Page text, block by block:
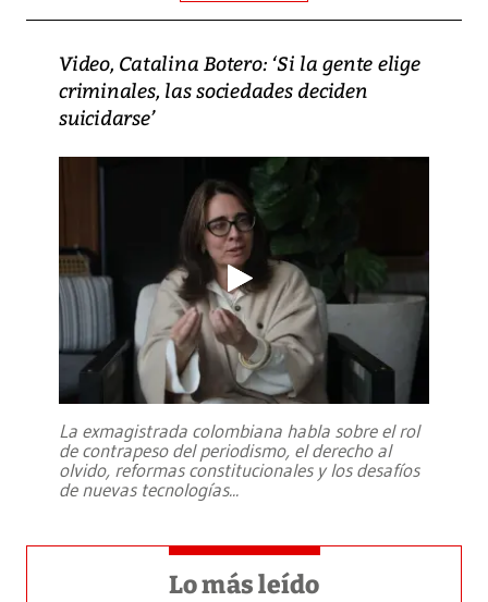
Video, Catalina Botero: ‘Si la gente elige
criminales, las sociedades deciden
suicidarse’
La exmagistrada colombiana habla sobre el rol
de contrapeso del periodismo, el derecho al
olvido, reformas constitucionales y los desafíos
de nuevas tecnologías...
Lo más leído